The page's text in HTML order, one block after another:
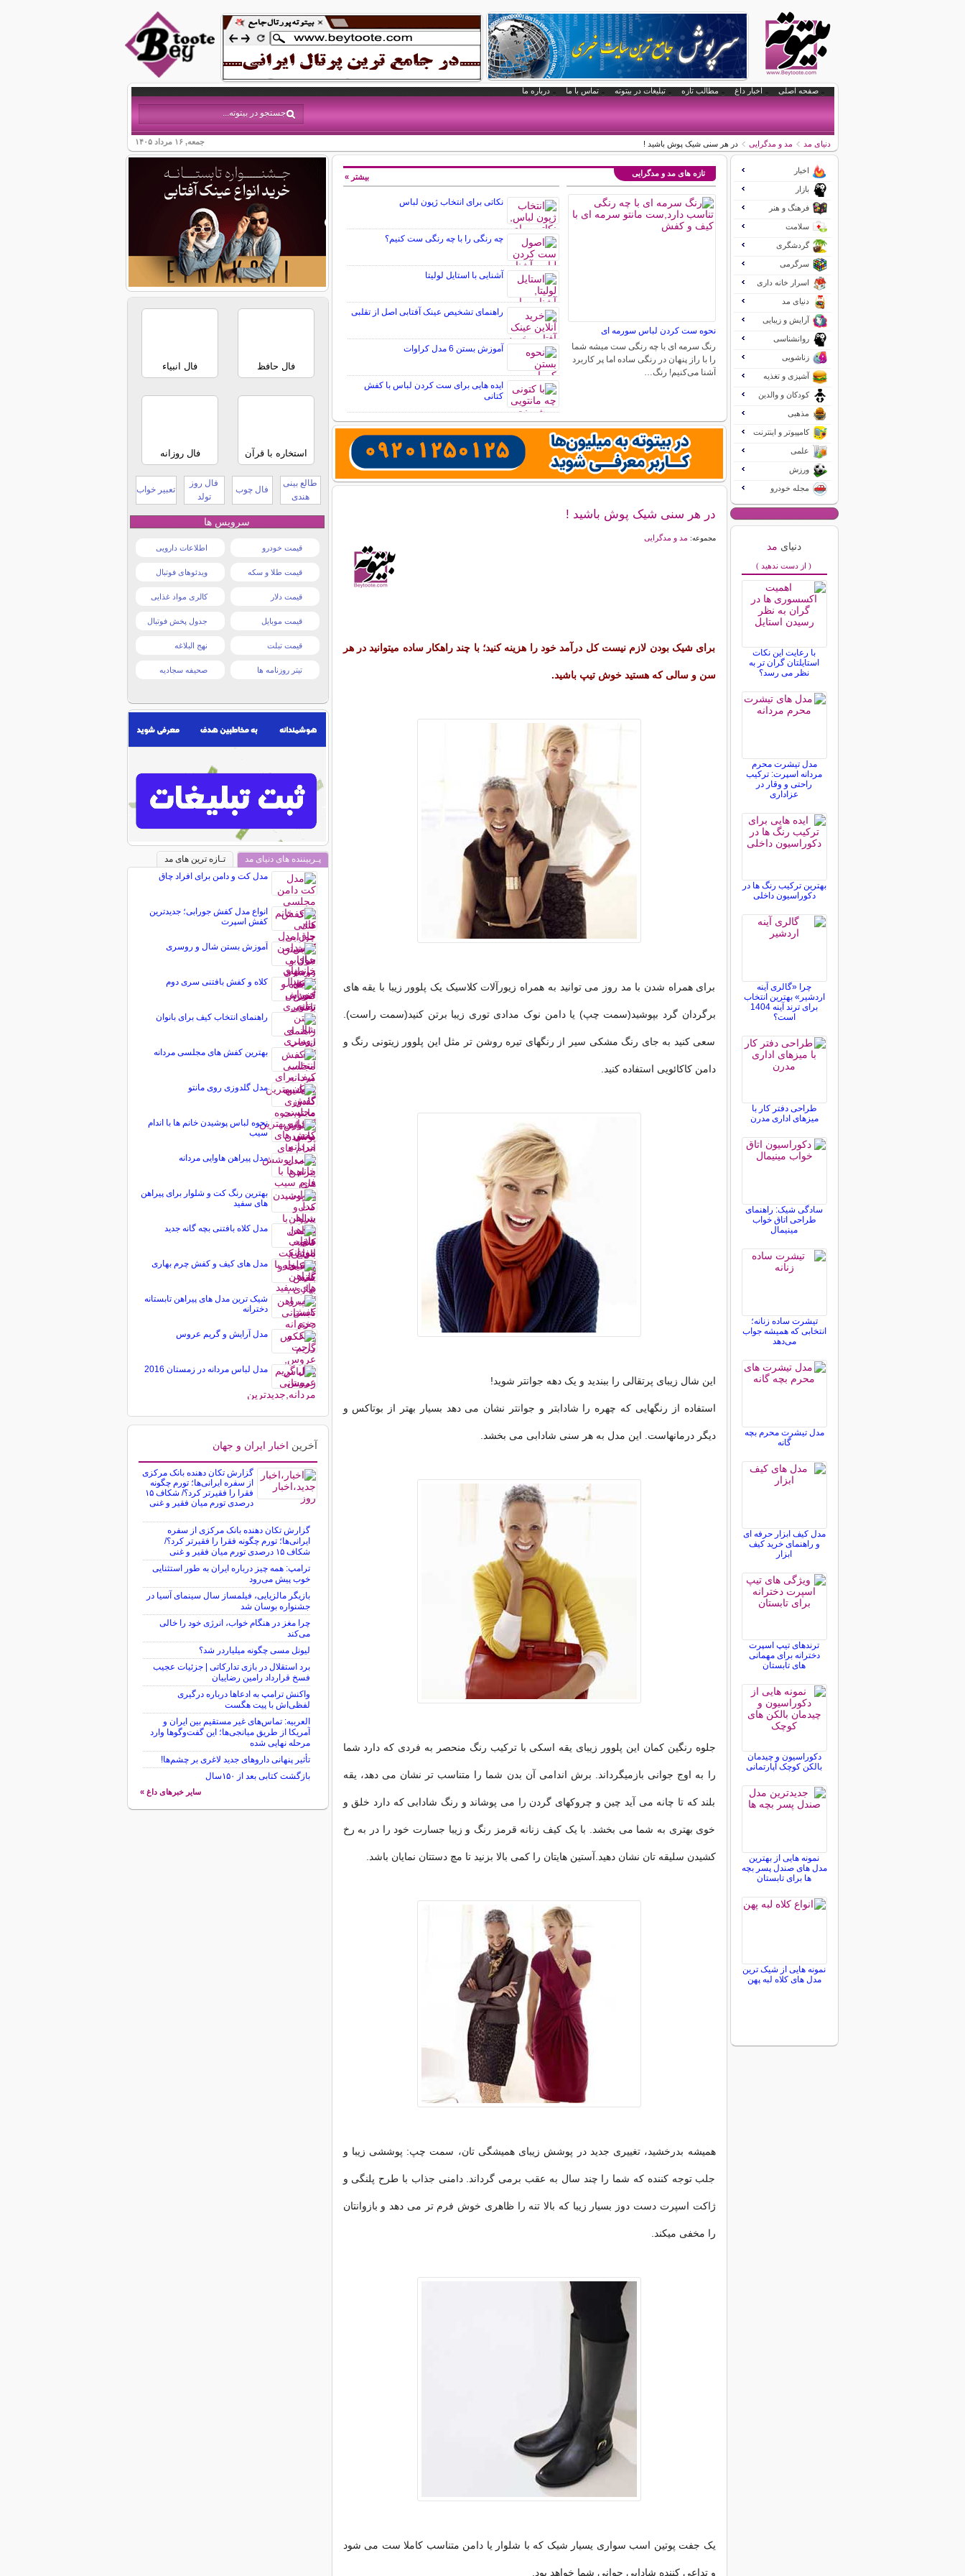
صفحه اصلی اخبار داغ مطالب تازه تبلیغات در بیتوته تماس با ما درباره ما
جمعه, ۱۶ مرداد ۱۴۰۵ دنیای مد مد و مدگرایی در هر سنی شیک پوش باشید !
تازه های مد و مدگرایی
نحوه ست کردن لباس سورمه ای
رنگ سرمه ای با چه رنگی ست میشه شما
را با راز پنهان در رنگی ساده اما پر کاربرد
آشنا می‌کنیم! رنگ…
نکاتی برای انتخاب ژپون لباس
چه رنگی را با چه رنگی ست کنیم؟
آشنایی با استایل لولیتا
راهنمای تشخیص عینک آفتابی اصل از تقلبی
آموزش بستن 6 مدل کراوات
ایده هایی برای ست کردن لباس با کفش
کتانی
بیشتر »
در هر سنی شیک پوش باشید !
مجموعه: مد و مدگرایی
برای شیک بودن لازم نیست کل درآمد خود را هزینه کنید؛ با چند راهکار ساده میتوانید در هر
سن و سالی که هستید خوش تیپ باشید.
برای همراه شدن با مد روز می توانید به همراه زیورآلات کلاسیک یک پلوور زیبا با یقه های
برگردان گرد بپوشید(سمت چپ) یا دامن نوک مدادی توری زیبا برتن کنید(سمت راست).
سعی کنید به جای رنگ مشکی سیر از رنگهای تیره روشن تر مثل این پلوور زیتونی رنگ و
دامن کاکائویی استفاده کنید.
این شال زیبای پرتقالی را ببندید و یک دهه جوانتر شوید!
استفاده از رنگهایی که چهره را شادابتر و جوانتر نشان می دهد بسیار بهتر از بوتاکس و
دیگر درمانهاست. این مدل به هر سنی شادابی می بخشد.
جلوه رنگین کمان این پلوور زیبای یقه اسکی با ترکیب رنگ منحصر به فردی که دارد شما
را به اوج جوانی بازمیگرداند. برش اندامی آن بدن شما را متناسب تر نشان می دهد، یقه
بلند که تا چانه می آید چین و چروکهای گردن را می پوشاند و رنگ شادابی که دارد خلق و
خوی بهتری به شما می بخشد. با یک کیف زنانه قرمز رنگ و زیبا جسارت خود را در به رخ
کشیدن سلیقه تان نشان دهید.آستین هایتان را کمی بالا بزنید تا مچ دستتان نمایان باشد.
همیشه بدرخشید، تغییری جدید در پوشش زیبای همیشگی تان، سمت چپ: پوششی زیبا و
جلب توجه کننده که شما را چند سال به عقب برمی گرداند. دامنی جذاب با طرح پلنگی و
ژاکت اسپرت دست دوز بسیار زیبا که بالا تنه را ظاهری خوش فرم تر می دهد و بازوانتان
را مخفی میکند.
یک جفت پوتین اسب سواری یسیار شیک که با شلوار یا دامن متناسب کاملا ست می شود
و تداعی کننده شادابی جوانی شما خواهد بود.
اخبار
بازار
فرهنگ و هنر
سلامت
گردشگری
سرگرمی
اسرار خانه داری
دنیای مد
آرایش و زیبایی
روانشناسی
زناشویی
آشپزی و تغذیه
کودکان و والدین
مذهبی
کامپیوتر و اینترنت
علمی
ورزش
مجله خودرو
دنیای مد
( از دست ندهید )
با رعایت این نکات
استایلتان گران تر به
نظر می رسد؟
مدل تیشرت محرم
مردانه اسپرت: ترکیب
راحتی و وقار در
عزاداری
بهترین ترکیب رنگ ها در
دکوراسیون داخلی
چرا «گالری آینه
اردشیر» بهترین انتخاب
برای ترند آینه 1404
است؟
طراحی دفتر کار با
میزهای اداری مدرن
سادگی شیک: راهنمای
طراحی اتاق خواب
مینیمال
تیشرت ساده زنانه؛
انتخابی که همیشه جواب
می‌دهد
مدل تیشرت محرم بچه
گانه
مدل کیف ابزار حرفه ای
و راهنمای خرید کیف
ابزار
ترندهای تیپ اسپرت
دخترانه برای مهمانی
های تابستان
دکوراسیون و چیدمان
بالکن کوچک آپارتمانی
نمونه هایی از بهترین
مدل های صندل پسر بچه
ها برای تابستان
نمونه هایی از شیک ترین
مدل های کلاه لبه پهن
فال حافظ فال انبیاء
استخاره با قرآن فال روزانه
طالع بینی
هندی
فال چوب
فال روز
تولد
تعبیر خواب
سرویس ها
قیمت خودرو اطلاعات دارویی
قیمت طلا و سکه ویدئوهای فوتبال
قیمت دلار کالری مواد غذایی
قیمت موبایل جدول پخش فوتبال
قیمت تبلت نهج البلاغه
تیتر روزنامه ها صحیفه سجادیه
پـربیننده های دنیای مد
تـازه ترین های مد
مدل کت و دامن برای افراد چاق
انواع مدل کفش جورابی؛ جدیدترین
کفش اسپرت
آموزش بستن شال و روسری
کلاه و کفش بافتنی سری دوم
راهنمای انتخاب کیف برای بانوان
بهترین کفش های مجلسی مردانه
مدل گلدوزی روی مانتو
نحوه لباس پوشیدن خانم ها با اندام
سیب
مدل پیراهن هاوایی مردانه
بهترین رنگ کت و شلوار برای پیراهن
های سفید
مدل کلاه بافتنی بچه گانه جدید
مدل های کیف و کفش چرم بهاری
شیک ترین مدل های پیراهن تابستانه
دخترانه
مدل آرایش و گریم عروس
مدل لباس مردانه در زمستان 2016
آخرین اخبار ایران و جهان
گزارش تکان‌ دهنده بانک مرکزی
از سفره ایرانی‌ها؛ تورم چگونه
فقرا را فقیرتر کرد؟/ شکاف ۱۵
درصدی تورم میان فقیر و غنی
گزارش تکان‌ دهنده بانک مرکزی از سفره
ایرانی‌ها؛ تورم چگونه فقرا را فقیرتر کرد؟/
شکاف ۱۵ درصدی تورم میان فقیر و غنی
ترامپ: همه چیز درباره ایران به طور استثنایی
خوب پیش می‌رود
بازیگر مالزیایی، فیلمساز سال سینمای آسیا در
جشنواره بوسان شد
چرا مغز در هنگام خواب، انرژی خود را خالی
می‌کند
لیونل مسی چگونه میلیاردر شد؟
برد استقلال در بازی تدارکاتی | جزئیات عجیب
فسخ قرارداد رامین رضاییان
واکنش ترامپ به ادعاها درباره درگیری
لفظی‌اش با پیت هگست
العربیه: تماس‌های غیر مستقیم بین ایران و
آمریکا از طریق میانجی‌ها؛ این گفت‌و‌گو‌ها وارد
مرحله نهایی شده
تأثیر پنهانی داروهای جدید لاغری بر چشم‌ها!
بازگشت کتابی بعد از ۱۵۰سال
سایر خبرهای داغ »